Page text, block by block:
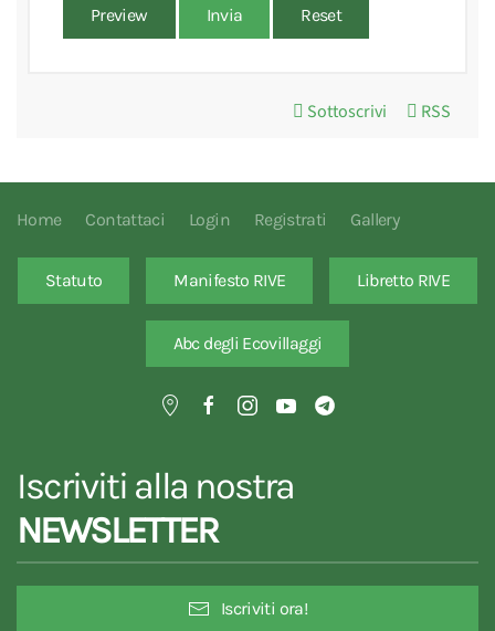
Preview Invia Reset
Sottoscrivi RSS
Home Contattaci Login Registrati Gallery
Statuto Manifesto RIVE Libretto RIVE
Abc degli Ecovillaggi
Iscriviti alla nostra
NEWSLETTER
Iscriviti ora!